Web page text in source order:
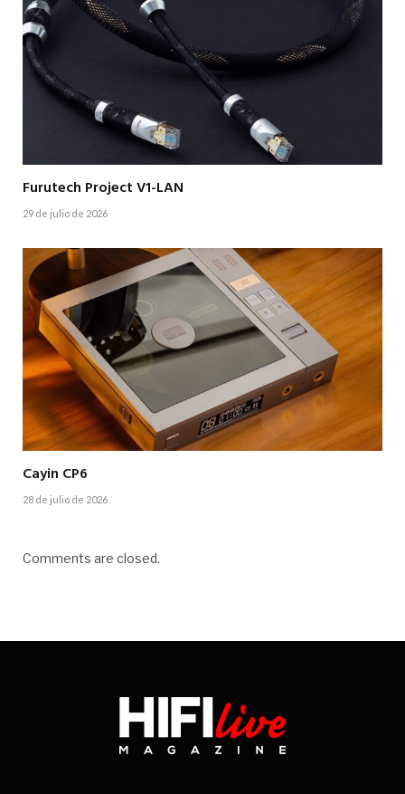
Furutech Project V1-LAN
29 de julio de 2026
Cayin CP6
28 de julio de 2026
Comments are closed.